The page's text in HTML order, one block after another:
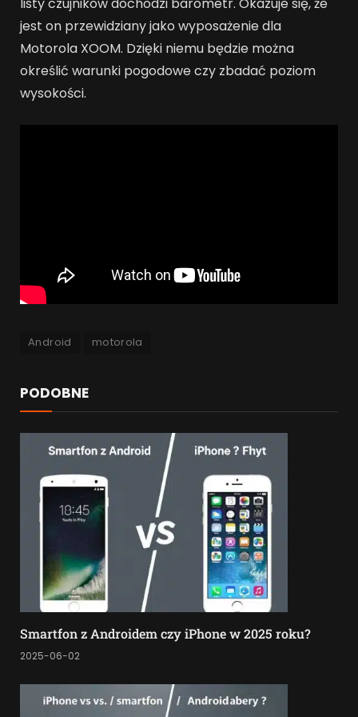
jest on przewidziany jako wyposażenie dla
Motorola XOOM. Dzięki niemu będzie można
określić warunki pogodowe czy zbadać poziom
wysokości.
Android motorola
PODOBNE
Smartfon z Androidem czy iPhone w 2025 roku?
2025-06-02